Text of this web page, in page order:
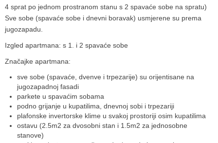
4 sprat po jednom prostranom stanu s 2 spavaće sobe na spratu)
Sve sobe (spavaće sobe i dnevni boravak) usmjerene su prema
jugozapadu.
Izgled apartmana: s 1. i 2 spavaće sobe
Značajke apartmana:
sve sobe (spavaće, dvenve i trpezarije) su orijentisane na
jugozapadnoj fasadi
parkete u spavaćim sobama
podno grijanje u kupatilima, dnevnoj sobi i trpezariji
plafonske invertorske klime u svakoj prostoriji osim kupatilima
ostavu (2.5m2 za dvosobni stan i 1.5m2 za jednosobne
stanove)